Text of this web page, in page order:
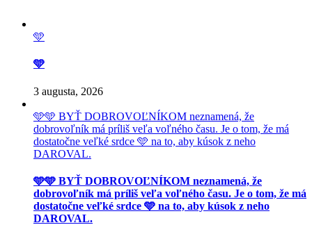
🩵
🩵
3 augusta, 2026
🩵🩵 BYŤ DOBROVOĽNÍKOM neznamená, že
dobrovoľník má príliš veľa voľného času. Je o tom, že má
dostatočne veľké srdce 🩵 na to, aby kúsok z neho
DAROVAL.
🩵🩵 BYŤ DOBROVOĽNÍKOM neznamená, že
dobrovoľník má príliš veľa voľného času. Je o tom, že má
dostatočne veľké srdce 🩵 na to, aby kúsok z neho
DAROVAL.